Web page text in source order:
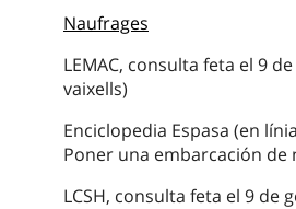
Naufrages
LEMAC, consulta feta el 9
vaixells)
Enciclopedia Espasa (en
Poner una embarcación de
LCSH, consulta feta el 9 de